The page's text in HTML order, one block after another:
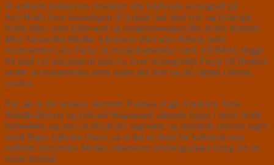
Et ambient lydunivers omslutter den kridhvide scenografi på
Sort/Hvid, hvor stemningen af tyrkisk bad med lyd- og lysterapi,
hvide liljer, samt kildevand og ansigtsmassageruller fylder rummet.
Med Alexandra Moltke Johansens tekst som forlæg, lader
iscenesætter Lara Tacke sit musikdramatiske værk ANIMAL lægge
fra land i et uskyldsrent univers, hvor scenografen Freya Sif Hestnes
sætter sin eskapistiske streg under det rene og det rigtige i denne
verden.
For når de tre smukke stemmer Katinka Fogh Vindelev, Nina
Smidth-Brewer og Hávard Magnussen allerede ligger i deres hvide
badekåber, og som en del af det sagesløse og uplettede univers tager
imod Signe Egholm Olsen, så er det en form for katharsis som
indleder Alexandra Moltke Johansens selvbiografiske kamp for en
bedre fremtid.